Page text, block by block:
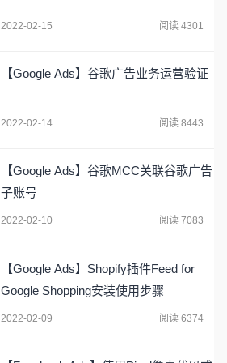
2022-02-15 阅读 4301
【Google Ads】谷歌广告业务运营验证
2022-02-14 阅读 8443
【Google Ads】谷歌MCC关联谷歌广告
子账号
2022-02-10 阅读 7083
【Google Ads】Shopify插件Feed for
Google Shopping安装使用步骤
2022-02-09 阅读 6374